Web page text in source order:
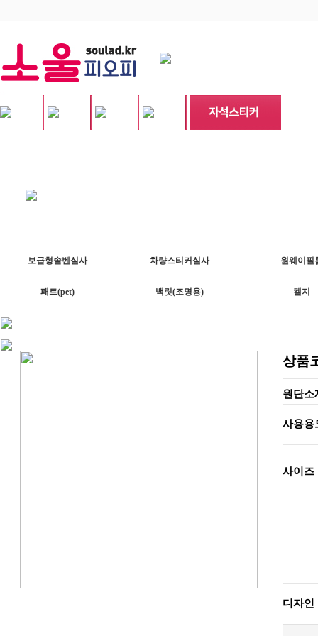
보급형솔벤실사 차량스티커실사 원웨이필
패트(pet) 백릿(조명용) 켈지
상품
원단소
사용용
사이즈
디자인